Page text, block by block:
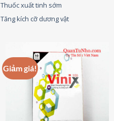
Thuốc xuất tinh sớm
Tăng kích cỡ dương vật
Giảm giá!